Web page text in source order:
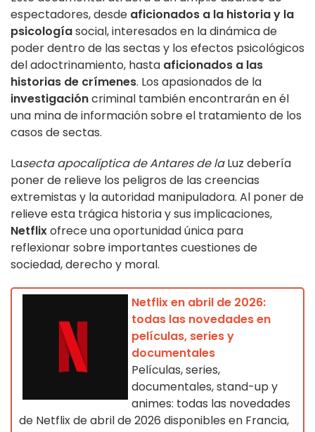
espectadores, desde aficionados a la historia y la
psicologíasocial, interesados en la dinámica de
poder dentro de las sectas y los efectos psicológicos
del adoctrinamiento, hasta aficionados a las
historias de crímenes. Los apasionados de la
investigacióncriminal también encontrarán en él
una mina de información sobre el tratamiento de los
casos de sectas.
Lasecta apocalíptica de Antares de laLuz debería
poner de relieve los peligros de las creencias
extremistas y la autoridad manipuladora. Al poner de
relieve esta trágica historia y sus implicaciones,
Netflixofrece una oportunidad única para
reflexionar sobre importantes cuestiones de
sociedad, derecho y moral.
Netflix en abril de 2026:
todas las novedades en
películas, series y
documentales
Películas, series,
documentales, stand-up y
animes: todas las novedades
de Netflix de abril de 2026 disponibles en Francia,